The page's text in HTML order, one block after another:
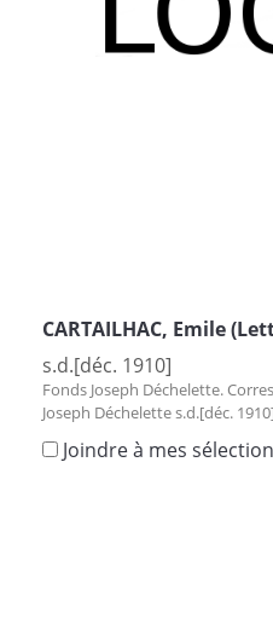
CARTAILHAC, Emile
s.d.[déc. 1910]
Fonds Joseph Déchelette.
Joseph Déchelette s.d.[déc.
Joindre à mes